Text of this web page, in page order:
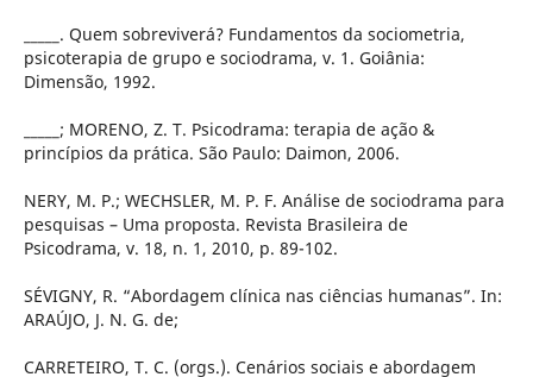
_____. Quem sobreviverá? Fundamentos da sociometria,
psicoterapia de grupo e sociodrama, v. 1. Goiânia:
Dimensão, 1992.
_____; MORENO, Z. T. Psicodrama: terapia de ação &
princípios da prática. São Paulo: Daimon, 2006.
NERY, M. P.; WECHSLER, M. P. F. Análise de sociodrama para
pesquisas – Uma proposta. Revista Brasileira de
Psicodrama, v. 18, n. 1, 2010, p. 89-102.
SÉVIGNY, R. “Abordagem clínica nas ciências humanas”. In:
ARAÚJO, J. N. G. de;
CARRETEIRO, T. C. (orgs.). Cenários sociais e abordagem